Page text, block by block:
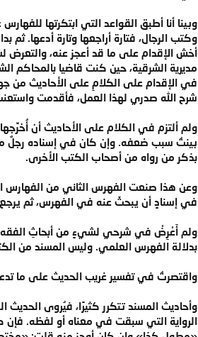
وبينا أنا أطبق القواعد التي ابتكرتها
وكتب الرجال، فتارة أراجعها وتارة أدعها.
أخش الإقدام على ما قد أعجز عنه، والتعرض
مديرية الشرقية، حين كنت قاضيا بالمحاكم
في الإقدام على الكلامِ على الأحاديث من
شرح الله صدري لهذا العمل، فأقدمت
ولم ألتزم في الكلام على الأحاديث أن
بينتُ سبب ضعفه. وإن كان في إسناده رجلٌ
بذكر من رواه من أصحاب الكتب الأخرى.
وعن هذا صنعت الفهرس الثاني من الفهارس
في إسنادٍ أن يبحثَ عنه في الفهرس، ثم يرجع
ولم أَعْرِضْ في شرحي لشيءٍ من أبحاثِ الفقه
بدلالة الفهرس العلمي. وليس المسند من
واقتصرتُ في تفسير غريب الحديث على ما
وأحاديث المسند تتكرر كثيرًا، فيُروى
الرواية التي سبقت في معناه أو لفظه.